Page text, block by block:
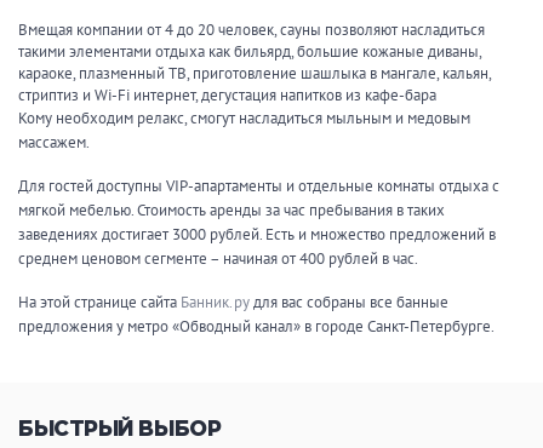
Вмещая компании от 4 до 20 человек, сауны позволяют насладиться
такими элементами отдыха как бильярд, большие кожаные диваны,
караоке, плазменный ТВ, приготовление шашлыка в мангале, кальян,
стриптиз и Wi-Fi интернет, дегустация напитков из кафе-бара
Кому необходим релакс, смогут насладиться мыльным и медовым
массажем.
Для гостей доступны VIP-апартаменты и отдельные комнаты отдыха с
мягкой мебелью. Стоимость аренды за час пребывания в таких
заведениях достигает 3000 рублей. Есть и множество предложений в
среднем ценовом сегменте – начиная от 400 рублей в час.
На этой странице сайта Банник.рудля вас собраны все банные
предложения у метро «Обводный канал» в городе Санкт-Петербурге.
БЫСТРЫЙ ВЫБОР